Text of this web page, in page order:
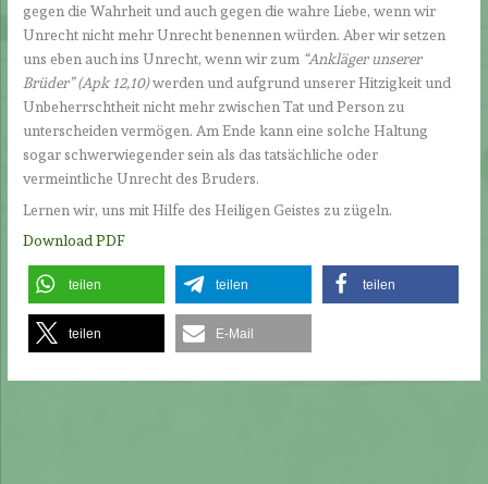
gegen die Wahrheit und auch gegen die wahre Liebe, wenn wir
Unrecht nicht mehr Unrecht benennen würden. Aber wir setzen
uns eben auch ins Unrecht, wenn wir zum “Ankläger unserer
Brüder” (Apk 12,10)werden und aufgrund unserer Hitzigkeit und
Unbeherrschtheit nicht mehr zwischen Tat und Person zu
unterscheiden vermögen. Am Ende kann eine solche Haltung
sogar schwerwiegender sein als das tatsächliche oder
vermeintliche Unrecht des Bruders.
Lernen wir, uns mit Hilfe des Heiligen Geistes zu zügeln.
Download PDF
teilen teilen teilen
teilen E-Mail